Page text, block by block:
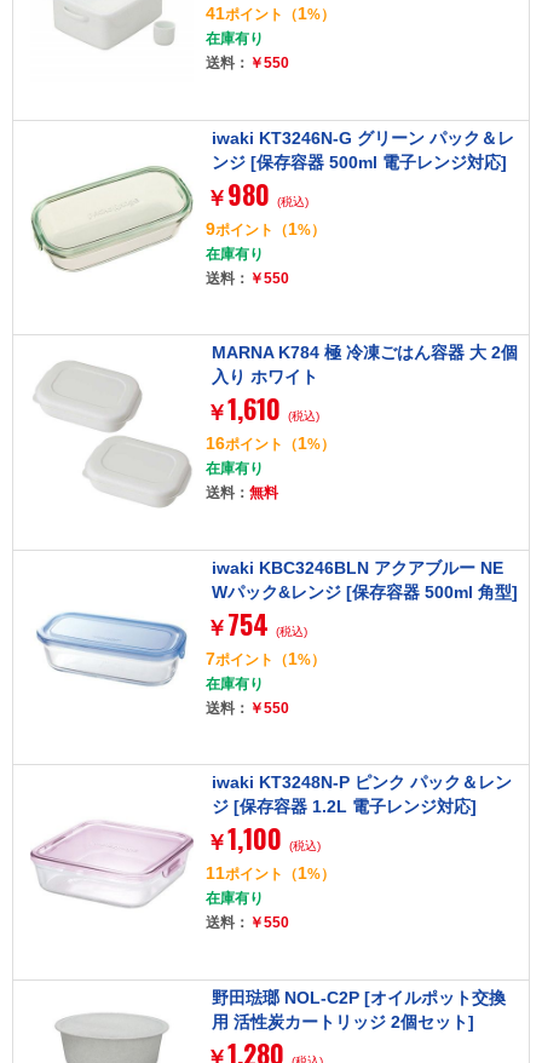
41ポイント （1%）
在庫有り
送料： ￥550
iwaki KT3246N-G グリーン パック＆レ
ンジ [保存容器 500ml 電子レンジ対応]
￥ 980 (税込)
9ポイント （1%）
在庫有り
送料： ￥550
MARNA K784 極 冷凍ごはん容器 大 2個
入り ホワイト
￥1,610 (税込)
16ポイント （1%）
在庫有り
送料： 無料
iwaki KBC3246BLN アクアブルー NE
Wパック&レンジ [保存容器 500ml 角型]
￥ 754 (税込)
7ポイント （1%）
在庫有り
送料： ￥550
iwaki KT3248N-P ピンク パック＆レン
ジ [保存容器 1.2L 電子レンジ対応]
￥1,100 (税込)
11ポイント （1%）
在庫有り
送料： ￥550
野田琺瑯 NOL-C2P [オイルポット交換
用 活性炭カートリッジ 2個セット]
￥1,280